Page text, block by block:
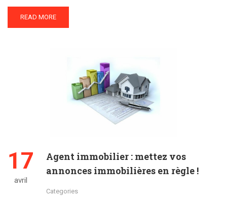
READ MORE
17
avril
Agent immobilier : mettez vos
annonces immobilières en règle !
Categories